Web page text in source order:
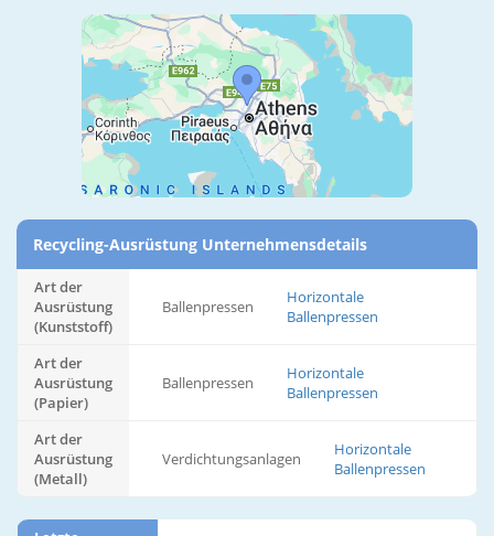
Recycling-Ausrüstung Unternehmensdetails
Art der
Ausrüstung
(Kunststoff)
Ballenpressen
Horizontale
Ballenpressen
Art der
Ausrüstung
(Papier)
Ballenpressen
Horizontale
Ballenpressen
Art der
Ausrüstung
(Metall)
Verdichtungsanlagen
Horizontale
Ballenpressen